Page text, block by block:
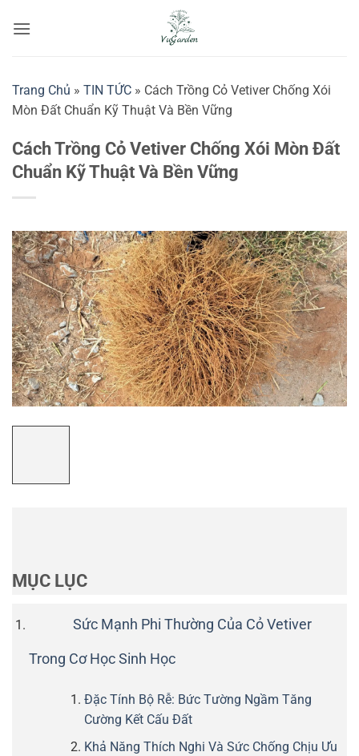
qua
Trang Chủ » TIN TỨC » Cách Trồng Cỏ Vetiver Chống Xói
Mòn Đất Chuẩn Kỹ Thuật Và Bền Vững
Cách Trồng Cỏ Vetiver Chống Xói Mòn Đất
Chuẩn Kỹ Thuật Và Bền Vững
MỤC LỤC
Sức Mạnh Phi Thường Của Cỏ Vetiver
Trong Cơ Học Sinh Học
Đặc Tính Bộ Rễ: Bức Tường Ngầm Tăng
Cường Kết Cấu Đất
Khả Năng Thích Nghi Và Sức Chống Chịu Ưu